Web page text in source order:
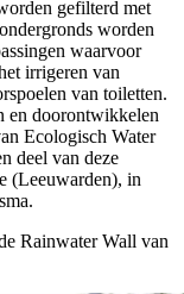
gefilterd met
worden
waarvoor
irrigeren van
van toiletten.
en doorontwikkelen
Ecologisch Water
deel van deze
(Leeuwarden), in
Rainwater Wall van